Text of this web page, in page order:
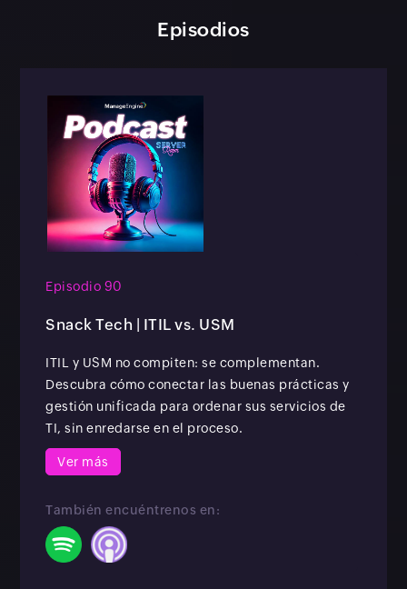
Episodios
Episodio 90
Snack Tech | ITIL vs. USM
ITIL y USM no compiten: se complementan.
Descubra cómo conectar las buenas prácticas y
gestión unificada para ordenar sus servicios de
TI, sin enredarse en el proceso.
Ver más
También encuéntrenos en: